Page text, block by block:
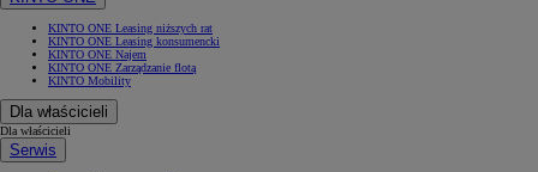
KINTO ONE Leasing niższych rat
KINTO ONE Leasing konsumencki
KINTO ONE Najem
KINTO ONE Zarządzanie flotą
KINTO Mobility
Dla właścicieli
Dla właścicieli
Serwis